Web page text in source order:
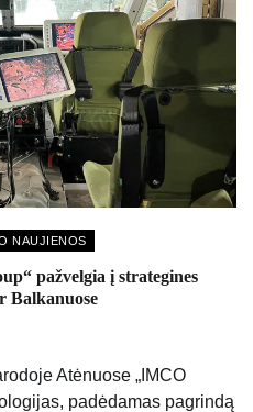
NAUJIENOS
pažvelgia į strategines
Balkanuose
Atėnuose „IMCO
padėdamas pagrindą